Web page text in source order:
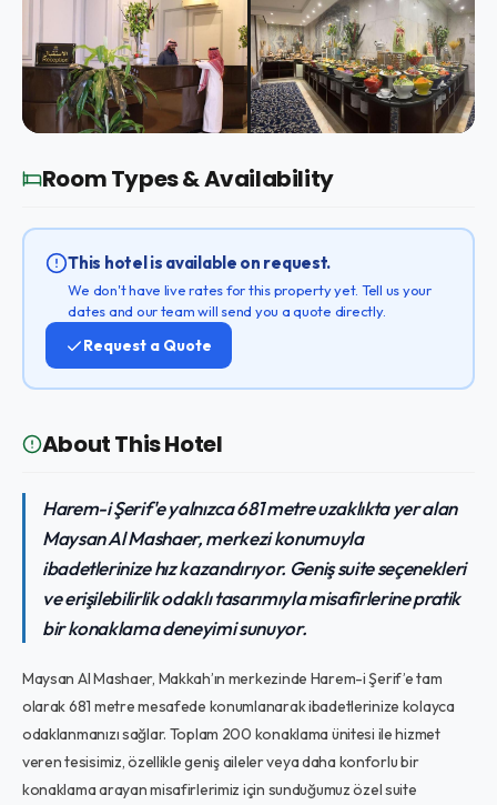
Room Types & Availability
This hotel is available on request.
We don't have live rates for this property yet. Tell us your
dates and our team will send you a quote directly.
Request a Quote
About This Hotel
Harem-i Şerif'e yalnızca 681 metre uzaklıkta yer alan
Maysan Al Mashaer, merkezi konumuyla
ibadetlerinize hız kazandırıyor. Geniş suite seçenekleri
ve erişilebilirlik odaklı tasarımıyla misafirlerine pratik
bir konaklama deneyimi sunuyor.
Maysan Al Mashaer, Makkah’ın merkezinde Harem-i Şerif’e tam
olarak 681 metre mesafede konumlanarak ibadetlerinize kolayca
odaklanmanızı sağlar. Toplam 200 konaklama ünitesi ile hizmet
veren tesisimiz, özellikle geniş aileler veya daha konforlu bir
konaklama arayan misafirlerimiz için sunduğumuz özel suite